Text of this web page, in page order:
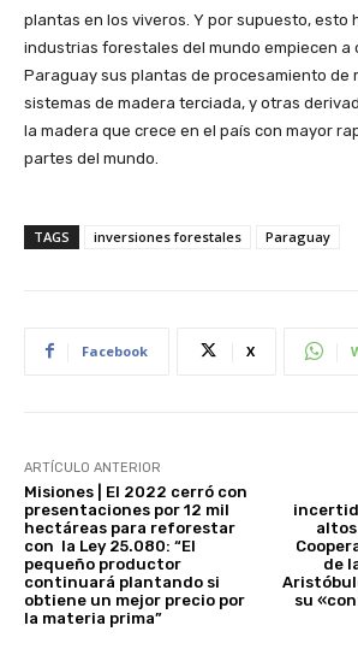
plantas en los viveros. Y por supuesto, esto
industrias forestales del mundo empiecen a
Paraguay sus plantas de procesamiento de
sistemas de madera terciada, y otras
la madera que crece en el país con mayor
partes del mundo.
TAGS inversiones forestales Paraguay
Facebook X
ARTÍCULO ANTERIOR
Misiones | El 2022 cerró con
presentaciones por 12 mil
hectáreas para reforestar
con la Ley 25.080: “El
pequeño productor
continuará plantando si
obtiene un mejor precio por
la materia prima”
altos
de
su